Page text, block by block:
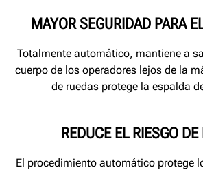
MAYOR SEGURIDAD PARA
Totalmente automático, mantiene a
cuerpo de los operadores lejos de la
de ruedas protege la espalda
REDUCE EL RIESGO
El procedimiento automático protege